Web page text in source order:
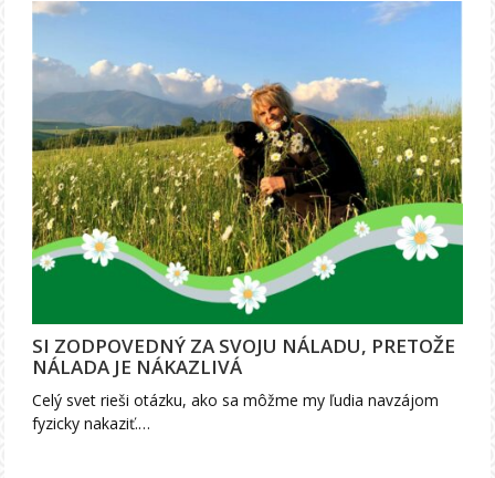
SI ZODPOVEDNÝ ZA SVOJU NÁLADU, PRETOŽE
NÁLADA JE NÁKAZLIVÁ
Celý svet rieši otázku, ako sa môžme my ľudia navzájom
fyzicky nakaziť.…